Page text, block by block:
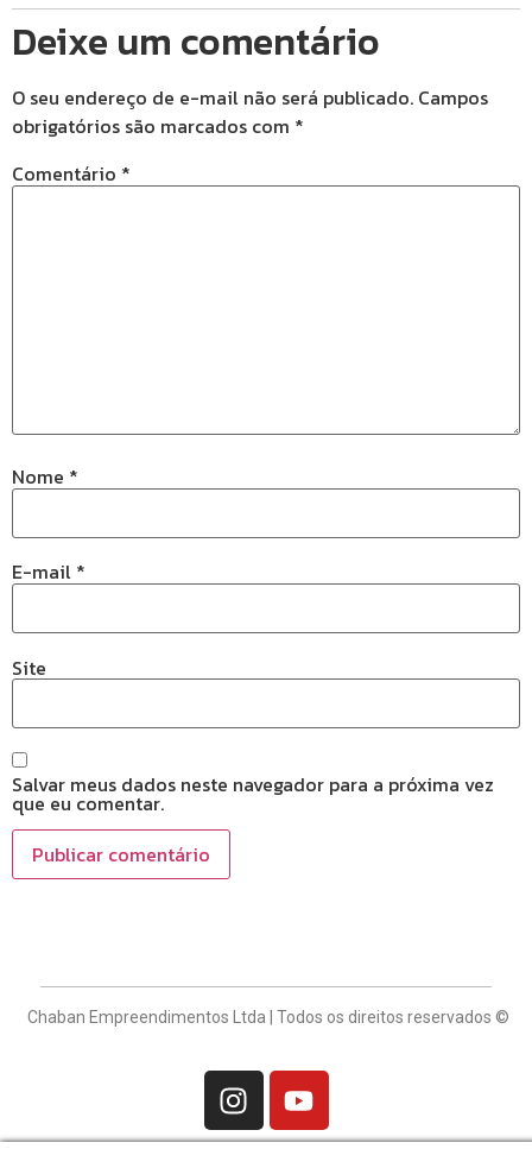
Deixe um comentário
O seu endereço de e-mail não será publicado. Campos
obrigatórios são marcados com *
Comentário *
Nome *
E-mail *
Site
Salvar meus dados neste navegador para a próxima vez
que eu comentar.
Chaban Empreendimentos Ltda | Todos os direitos reservados ©